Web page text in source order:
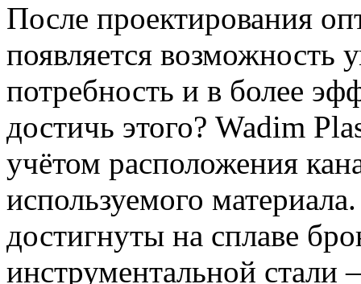
После проектирования
появляется возможность
потребность и в более
достичь этого? Wadim
учётом расположения
используемого
достигнуты на сплаве
инструментальной стали